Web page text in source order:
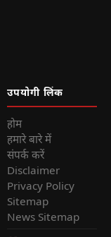
उपयोगी लिंक
होम
हमारे बारे में
संपर्क करें
Disclaimer
Privacy Policy
Sitemap
News Sitemap